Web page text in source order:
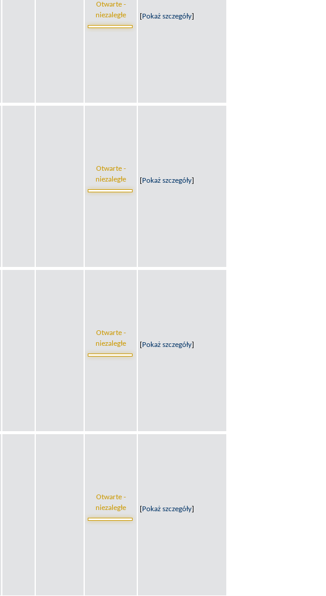
Otwarte -
niezaległe
Pokaż szczegóły
Otwarte -
niezaległe
Pokaż szczegóły
Otwarte -
niezaległe
Pokaż szczegóły
Otwarte -
niezaległe
Pokaż szczegóły